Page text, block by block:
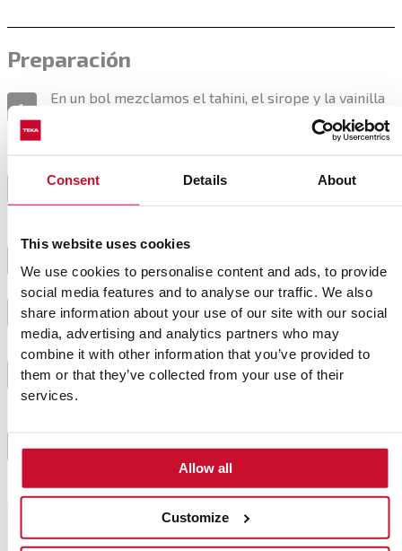
Consent Details About
This website uses cookies
We use cookies to personalise content and ads, to provide
social media features and to analyse our traffic. We also
share information about your use of our site with our social
media, advertising and analytics partners who may
combine it with other information that you’ve provided to
them or that they’ve collected from your use of their
services.
Allow all
Customize
Preparación
1
En un bol mezclamos el tahini, el sirope y la vainilla
canela y la harina de almendra y mezclamos
suavemente hasta obtener una pasta moldeable.
4 Formamos galletas de tamaño similar.
5
Cocinamos con la función AirFry de nuestro horno a
180º durante 8 minutos.
6